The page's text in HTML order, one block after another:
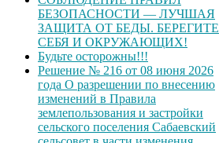
БЕЗОПАСНОСТИ — ЛУЧШАЯ
ЗАЩИТА ОТ БЕДЫ. БЕРЕГИТЕ
СЕБЯ И ОКРУЖАЮЩИХ!
Будьте осторожны!!!
Решение № 216 от 08 июня 2026
года О разрешении по внесению
изменений в Правила
землепользования и застройки
сельского поселения Сабаевский